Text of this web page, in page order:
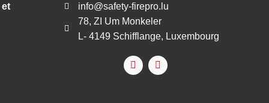
info@safety-firepro.lu
78, ZI Um Monkeler
L- 4149 Schifflange, Luxembourg